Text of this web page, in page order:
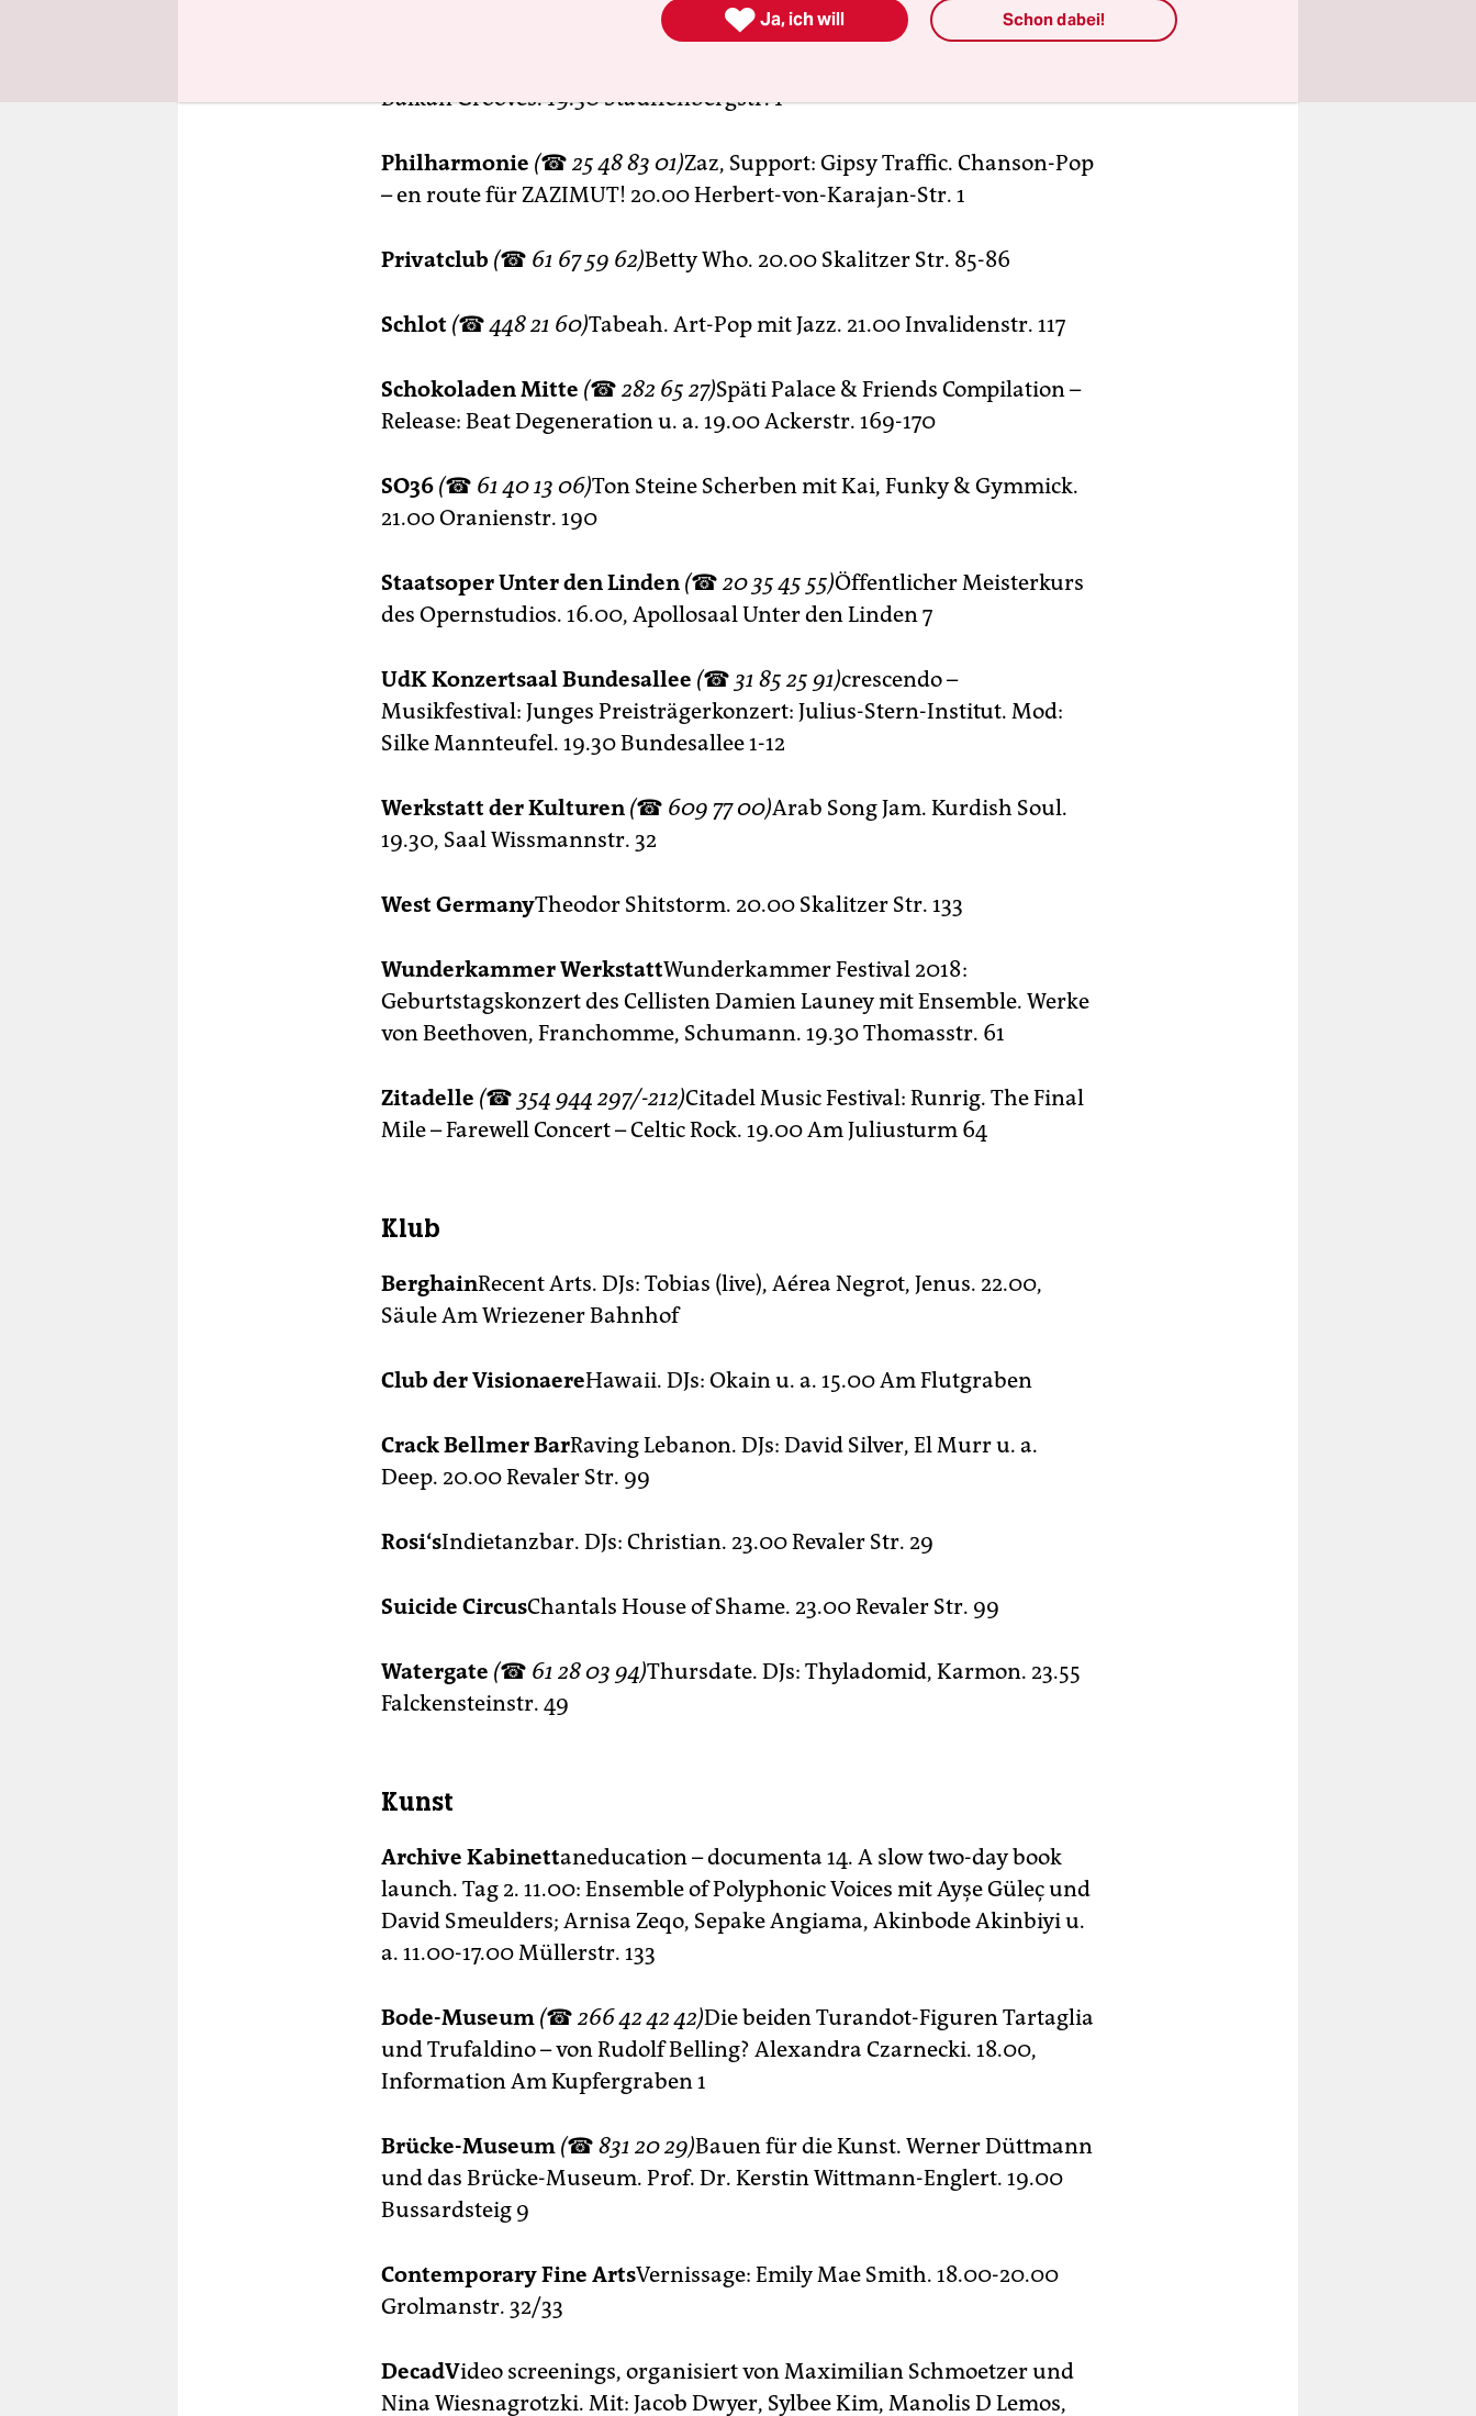
Österreichisches Kulturforum Berlin(☎202 87-114)
Lucid Duo. von
Balkan Grooves. 19.30 Stauffenbergstr. 1
Philharmonie (☎ 25 48 83 01)Zaz, Support: Gipsy Traffic. Chanson-Pop
– en route für ZAZIMUT! 20.00 Herbert-von-Karajan-Str. 1
Privatclub (☎ 61 67 59 62)Betty Who. 20.00 Skalitzer Str. 85-86
Schlot (☎448 21 60)Tabeah. Art-Pop mit Jazz. 21.00 Invalidenstr. 117
Schokoladen Mitte (☎ 282 65 27)Späti Palace & Friends Compilation –
Release: Beat Degeneration u. a. 19.00 Ackerstr. 169-170
SO36 (☎ 61 40 13 06)Ton Steine Scherben mit Kai, Funky & Gymmick.
21.00 Oranienstr. 190
Staatsoper Unter den Linden (☎ 20 35 45 55)Öffentlicher Meisterkurs
des Opernstudios. 16.00, Apollosaal Unter den Linden 7
UdK Konzertsaal Bundesallee (☎ 31 85 25 91)crescendo –
Musikfestival: Junges Preisträgerkonzert: Julius-Stern-Institut. Mod:
Silke Mannteufel. 19.30 Bundesallee 1-12
Werkstatt der Kulturen (☎ 609 77 00)Arab Song Jam. Kurdish Soul.
19.30, Saal Wissmannstr. 32
West GermanyTheodor Shitstorm. 20.00 Skalitzer Str. 133
Wunderkammer WerkstattWunderkammer Festival 2018:
Geburtstagskonzert des Cellisten Damien Launey mit Ensemble. Werke
von Beethoven, Franchomme, Schumann. 19.30 Thomasstr. 61
Zitadelle (☎ 354 944 297/-212)Citadel Music Festival: Runrig. The Final
Mile – Farewell Concert – Celtic Rock. 19.00 Am Juliusturm 64
Klub
BerghainRecent Arts. DJs: Tobias (live), Aérea Negrot, Jenus. 22.00,
Säule Am Wriezener Bahnhof
Club der VisionaereHawaii. DJs: Okain u. a. 15.00 Am Flutgraben
Crack Bellmer BarRaving Lebanon. DJs: David Silver, El Murr u. a.
Deep. 20.00 Revaler Str. 99
Rosi‘sIndietanzbar. DJs: Christian. 23.00 Revaler Str. 29
Suicide CircusChantals House of Shame. 23.00 Revaler Str. 99
Watergate (☎ 61 28 03 94)Thursdate. DJs: Thyladomid, Karmon. 23.55
Falckensteinstr. 49
Kunst
Archive Kabinettaneducation – documenta 14. A slow two-day book
launch. Tag 2. 11.00: Ensemble of Polyphonic Voices mit Ayşe Güleç und
David Smeulders; Arnisa Zeqo, Sepake Angiama, Akinbode Akinbiyi u.
a. 11.00-17.00 Müllerstr. 133
Bode-Museum (☎ 266 42 42 42)Die beiden Turandot-Figuren Tartaglia
und Trufaldino – von Rudolf Belling? Alexandra Czarnecki. 18.00,
Information Am Kupfergraben 1
Brücke-Museum (☎ 831 20 29)Bauen für die Kunst. Werner Düttmann
und das Brücke-Museum. Prof. Dr. Kerstin Wittmann-Englert. 19.00
Bussardsteig 9
Contemporary Fine ArtsVernissage: Emily Mae Smith. 18.00-20.00
Grolmanstr. 32/33
DecadVideo screenings, organisiert von Maximilian Schmoetzer und
Nina Wiesnagrotzki. Mit: Jacob Dwyer, Sylbee Kim, Manolis D Lemos,
 Ja, ich will Schon dabei!